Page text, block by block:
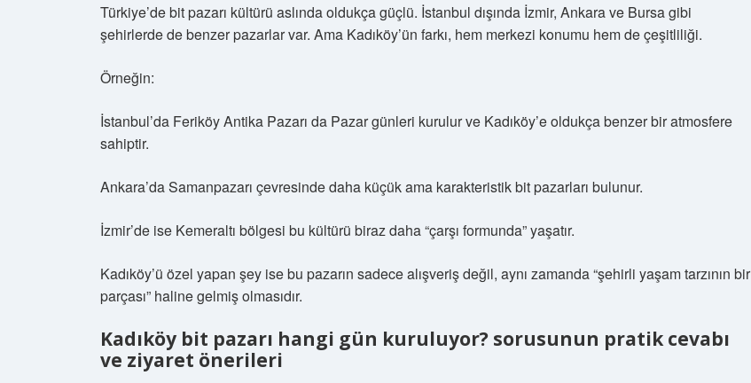
Türkiye’de bit pazarı kültürü aslında oldukça güçlü. İstanbul dışında İzmir, Ankara ve Bursa gibi
şehirlerde de benzer pazarlar var. Ama Kadıköy’ün farkı, hem merkezi konumu hem de çeşitliliği.
Örneğin:
İstanbul’da Feriköy Antika Pazarı da Pazar günleri kurulur ve Kadıköy’e oldukça benzer bir atmosfere
sahiptir.
Ankara’da Samanpazarı çevresinde daha küçük ama karakteristik bit pazarları bulunur.
İzmir’de ise Kemeraltı bölgesi bu kültürü biraz daha “çarşı formunda” yaşatır.
Kadıköy’ü özel yapan şey ise bu pazarın sadece alışveriş değil, aynı zamanda “şehirli yaşam tarzının bir
parçası” haline gelmiş olmasıdır.
Kadıköy bit pazarı hangi gün kuruluyor? sorusunun pratik cevabı
ve ziyaret önerileri